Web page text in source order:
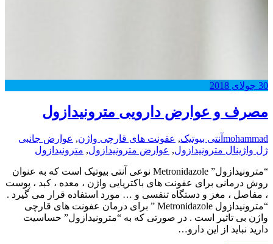
30 جولای 2018
مصرف و عوارض دارویی مترونیدازول
mohammad آنتی بیوتیک, عفونت های قارچی واژن, عوارض جانبی
ژل واژینال مترونیدازول, عوارض مترونیدازول, مترونیدازول
“مترونیدازول” Metronidazole نوعی آنتی بیوتیک است که به عنوان
روش درمانی برای عفونت های باکتریایی واژن ، معده ، کبد ، پوست
، مفاصل ، مغز و دستگاه تنفسی و … مورد استفاده قرار می گیرد .
“مترونیدازول Metronidazole ” برای درمان عفونت های قارچی
واژن بی تاثیر است . در صورتی که به “مترونیدازول” حساسیت
دارید نباید از این دارو…